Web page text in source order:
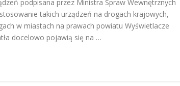
podpisana przez Ministra Spraw Wewnętrznych
takich urządzeń na drogach krajowych,
w miastach na prawach powiatu Wyświetlacze
docelowo pojawią się na …